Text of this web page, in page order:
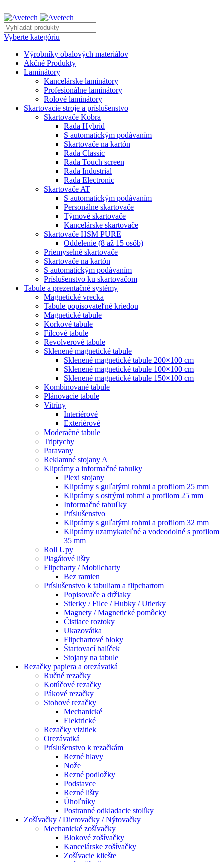
Vyberte kategóriu
Výrobníky obalových materiálov
Akčné Produkty
Laminátory
Kancelárske laminátory
Profesionálne laminátory
Rolové laminátory
Skartovacie stroje a príslušenstvo
Skartovače Kobra
Rada Hybrid
S automatickým podávaním
Skartovače na kartón
Rada Classic
Rada Touch screen
Rada Industrial
Rada Electronic
Skartovače AT
S automatickým podávaním
Personálne skartovače
Týmové skartovače
Kancelárske skartovače
Skartovače HSM PURE
Oddelenie (8 až 15 osôb)
Priemyselné skartovače
Skartovače na kartón
S automatickým podávaním
Príslušenstvo ku skartovačom
Tabule a prezentačné systémy
Magnetické vrecka
Tabule popisovateľné kriedou
Magnetické tabule
Korkové tabule
Filcové tabule
Revolverové tabule
Sklenené magnetické tabule
Sklenené magnetické tabule 200×100 cm
Sklenené magnetické tabule 100×100 cm
Sklenené magnetické tabule 150×100 cm
Kombinované tabule
Plánovacie tabule
Vitríny
Interiérové
Exteriérové
Moderačné tabule
Triptychy
Paravany
Reklamné stojany A
Kliprámy a informačné tabulky
Plexi stojany
Kliprámy s guľatými rohmi a profilom 25 mm
Kliprámy s ostrými rohmi a profilom 25 mm
Informačné tabuľky
Príslušenstvo
Kliprámy s guľatými rohmi a profilom 32 mm
Kliprámy uzamykateľné a vodeodolné s profilom
35 mm
Roll Upy
Plagátové lišty
Flipcharty / Mobilcharty
Bez ramien
Príslušenstvo k tabuliam a flipchartom
Popisovače a držiaky
Stierky / Filce / Hubky / Utierky
Magnety / Magnetické pomôcky
Čistiace roztoky
Ukazovátka
Flipchartové bloky
Štartovací balíček
Stojany na tabule
Rezačky papiera a orezávatká
Ručné rezačky
Kotúčové rezačky
Pákové rezačky
Stohové rezačky
Mechanické
Elektrické
Rezačky vizitiek
Orezávatká
Príslušenstvo k rezačkám
Rezné hlavy
Nože
Rezné podložky
Podstavce
Rezné lišty
Úhoľníky
Postranné odkladacie stolíky
Zošívačky / Dierovačky / Nýtovačky
Mechanické zošívačky
Blokové zošívačky
Kancelárske zošívačky
Zošívacie kliešte